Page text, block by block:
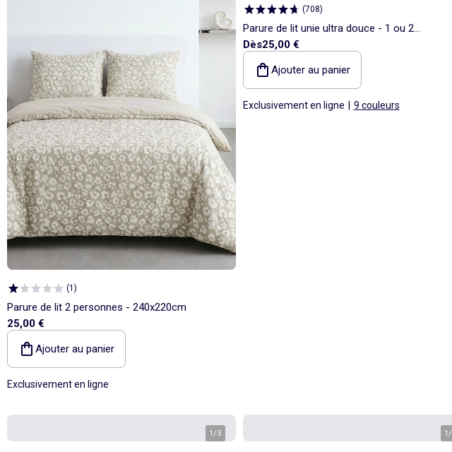
(1 )
Parure de lit 2 personnes - 240x220cm
25,00 €
Ajouter au panier
Exclusivement en ligne
(708)
Parure de lit unie ultra douce - 1 ou 2
personnes
Dès25,00 €
Ajouter au panier
Exclusivement en ligne 9 couleurs
1/3 1/